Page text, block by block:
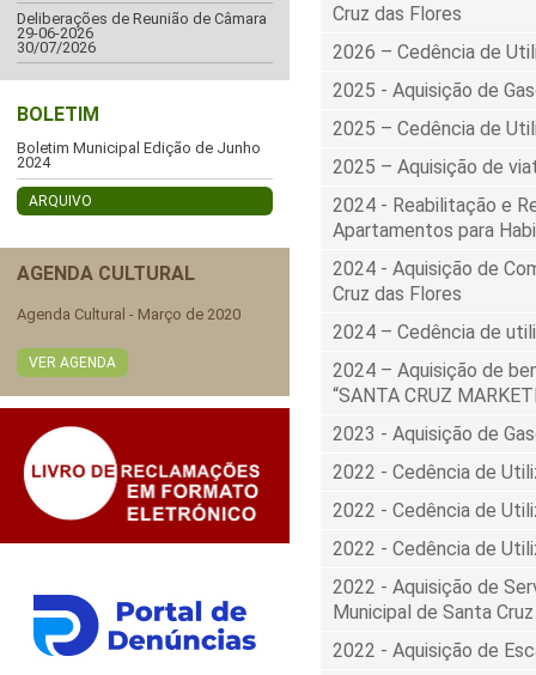
Deliberações de Reunião de Câmara
29-06-2026
30/07/2026
BOLETIM
Boletim Municipal Edição de Junho
2024
ARQUIVO
AGENDA CULTURAL
Agenda Cultural - Março de 2020
VER AGENDA
Cruz das Flores
2026 – Cedência de
2025 - Aquisição de
2025 – Cedência de
2025 – Aquisição de
2024 - Reabilitação e
Apartamentos para
2024 - Aquisição de
Cruz das Flores
2024 – Cedência de
2024 – Aquisição de
“SANTA CRUZ
2023 - Aquisição de
2022 - Cedência de
2022 - Cedência de
2022 - Cedência de
2022 - Aquisição de
Municipal de Santa
2022 - Aquisição de